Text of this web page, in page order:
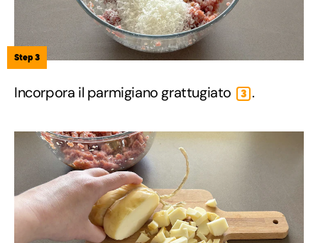
Step 3
Incorpora il parmigiano grattugiato 3 .